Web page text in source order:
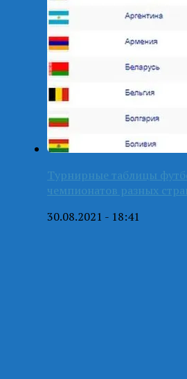
Турнирные таблицы
чемпионатов разных
30.08.2021 - 18:41